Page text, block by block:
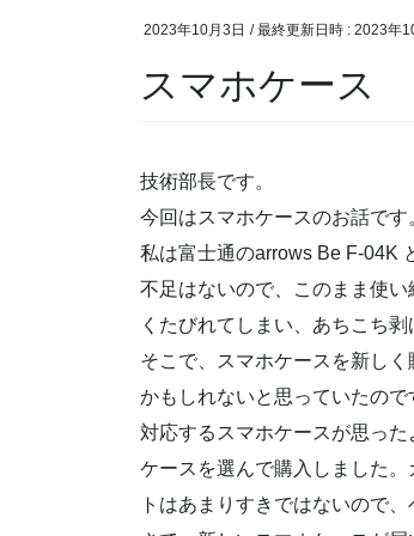
2023年10月3日 / 最終更新日時 : 2023年
スマホケース
技術部長です。
今回はスマホケースのお話です
私は富士通のarrows Be F-04K
不足はないので、このまま使
くたびれてしまい、あちこち
そこで、スマホケースを新し
かもしれないと思っていたの
対応するスマホケースが思っ
ケースを選んで購入しました
トはあまりすきではないので